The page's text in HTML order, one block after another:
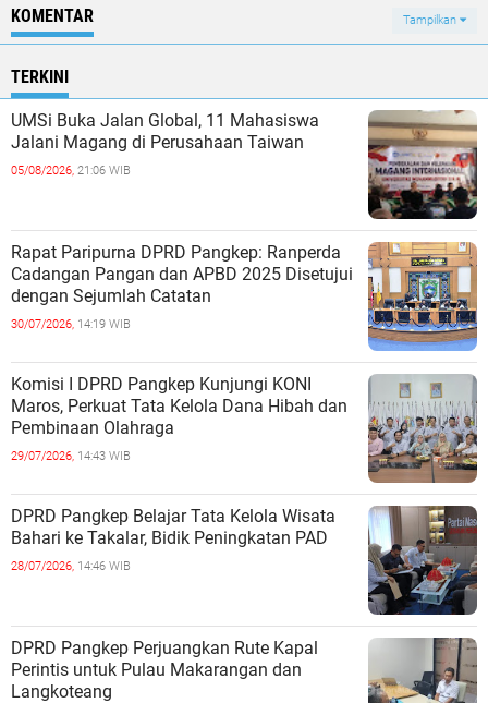
KOMENTAR Tampilkan
TERKINI
UMSi Buka Jalan Global, 11 Mahasiswa
Jalani Magang di Perusahaan Taiwan
05/08/2026, 21:06 WIB
Rapat Paripurna DPRD Pangkep: Ranperda
Cadangan Pangan dan APBD 2025 Disetujui
dengan Sejumlah Catatan
30/07/2026, 14:19 WIB
Komisi I DPRD Pangkep Kunjungi KONI
Maros, Perkuat Tata Kelola Dana Hibah dan
Pembinaan Olahraga
29/07/2026, 14:43 WIB
DPRD Pangkep Belajar Tata Kelola Wisata
Bahari ke Takalar, Bidik Peningkatan PAD
28/07/2026, 14:46 WIB
DPRD Pangkep Perjuangkan Rute Kapal
Perintis untuk Pulau Makarangan dan
Langkoteang